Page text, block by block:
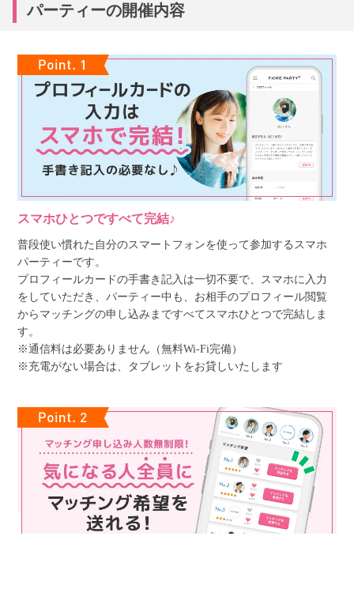
パーティーの開催内容
スマホひとつですべて完結♪
普段使い慣れた自分のスマートフォンを使って参加するスマホ
パーティーです。
プロフィールカードの手書き記入は一切不要で、スマホに入力
をしていただき、パーティー中も、お相手のプロフィール閲覧
からマッチングの申し込みまですべてスマホひとつで完結しま
す。
※通信料は必要ありません（無料Wi-Fi完備）
※充電がない場合は、タブレットをお貸しいたします